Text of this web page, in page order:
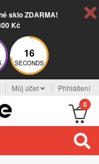
sklo ZDARMA!
Kč
15
SECONDS
Můj účet Přihlášení
0